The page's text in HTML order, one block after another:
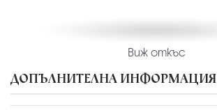
Виж откъс
ДОПЪЛНИТЕЛНА ИНФОРМАЦИЯ